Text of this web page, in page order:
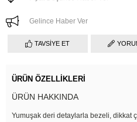
Gelince Haber Ver
TAVSIYE ET
ÜRÜN ÖZELLIKLERI
ÜRÜN HAKKINDA
Yumuşak deri detaylarla bezeli, dikkat